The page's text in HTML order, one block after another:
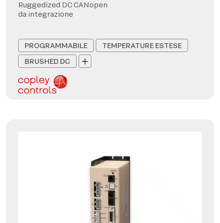
Ruggedized DC CANopen
da integrazione
PROGRAMMABILE
TEMPERATURE ESTESE
BRUSHED DC